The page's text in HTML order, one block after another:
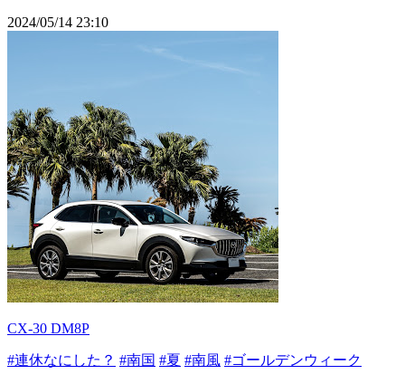
2024/05/14 23:10
CX-30 DM8P
#連休なにした？ #南国 #夏 #南風 #ゴールデンウィーク